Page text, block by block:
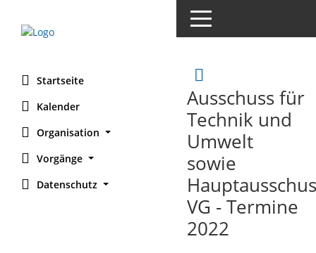
Startseite
Kalender
Organisation
Vorgänge
Datenschutz
Toggle navigation
Ausschuss für
Technik und
Umwelt
sowie
VG - Termine
2022